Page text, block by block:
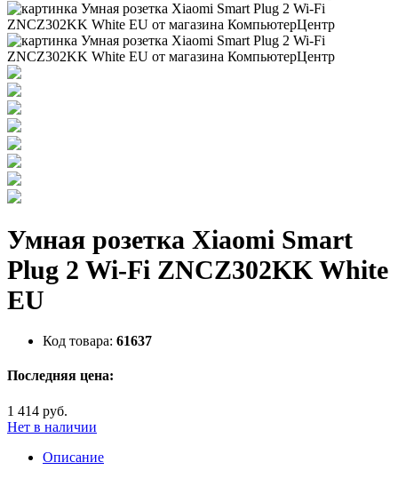
Умная розетка Xiaomi Smart
Plug 2 Wi-Fi ZNCZ302KK White
EU
Код товара: 61637
Последняя цена:
1 414 руб.
Нет в наличии
Описание